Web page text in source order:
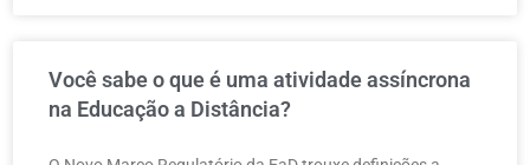
Você sabe o que é uma atividade assíncrona
na Educação a Distância?